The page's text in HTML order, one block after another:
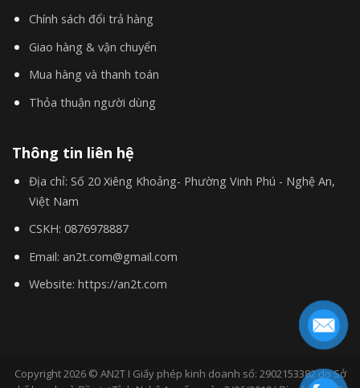
Chính sách đổi trả hàng
Giao hàng & vận chuyển
Mua hàng và thanh toán
Thỏa thuận người dùng
Thông tin liên hệ
Địa chỉ: Số 20 Xiêng Khoảng- Phường Vinh Phú - Nghệ An,
Việt Nam
CSKH: 0876978887
Email: an2t.com@gmail.com
Website: https://an2t.com
Copyright 2026 © AN2T I Giấy phép kinh doanh số: 2902153382 do Sở